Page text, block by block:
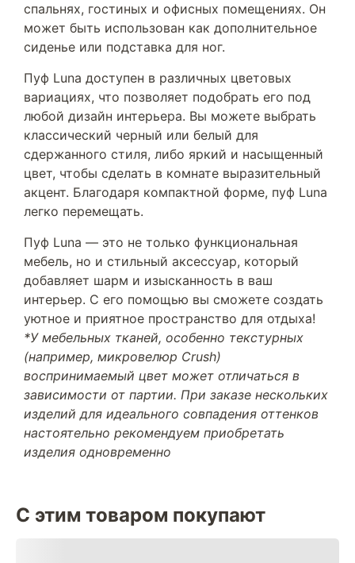
спальнях, гостиных и офисных помещениях. Он
может быть использован как дополнительное
сиденье или подставка для ног.
Пуф Luna доступен в различных цветовых
вариациях, что позволяет подобрать его под
любой дизайн интерьера. Вы можете выбрать
классический черный или белый для
сдержанного стиля, либо яркий и насыщенный
цвет, чтобы сделать в комнате выразительный
акцент. Благодаря компактной форме, пуф Luna
легко перемещать.
Пуф Luna — это не только функциональная
мебель, но и стильный аксессуар, который
добавляет шарм и изысканность в ваш
интерьер. С его помощью вы сможете создать
уютное и приятное пространство для отдыха!
*У мебельных тканей, особенно текстурных
(например, микровелюр Crush)
воспринимаемый цвет может отличаться в
зависимости от партии. При заказе нескольких
изделий для идеального совпадения оттенков
настоятельно рекомендуем приобретать
изделия одновременно
С этим товаром покупают